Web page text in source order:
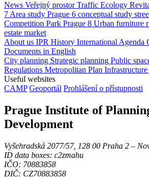
News Veřejný prostorTraffic Ecology
7Area study Prague 6 conceptual study
Competition Park Prague 8 Urban furniture
estate market
About us IPR History International Agenda
Documents in English
City planning Strategic planning Public
Regulations Metropolitan Plan Infrastructure
Useful websites
CAMP Geoportál Prohlášení o přístupnosti
Prague Institute of
Development
Vyšehradská 2077/57, 128 00 Praha 2 ‒
ID data boxes: c2zmahu
IČO: 70883858
DIČ: CZ70883858